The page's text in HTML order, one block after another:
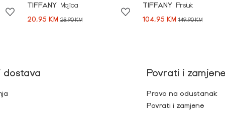
TIFFANY
Majica
20,95 KM 28,90 KM
TIFFANY
Prsluk
104,95 KM 149,90 KM
dostava Povrati i
Pravo na odustanak
Povrati i zamjene